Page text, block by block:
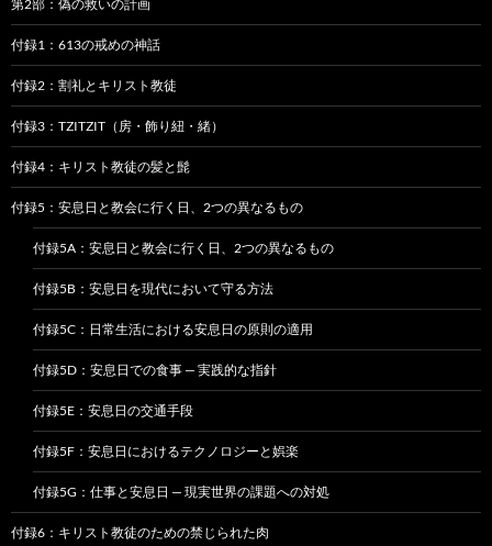
第2部：偽の救いの計画
付録1：613の戒めの神話
付録2：割礼とキリスト教徒
付録3：TZITZIT（房・飾り紐・緒）
付録4：キリスト教徒の髪と髭
付録5：安息日と教会に行く日、2つの異なるもの
付録5A：安息日と教会に行く日、2つの異なるもの
付録5B：安息日を現代において守る方法
付録5C：日常生活における安息日の原則の適用
付録5D：安息日での食事 — 実践的な指針
付録5E：安息日の交通手段
付録5F：安息日におけるテクノロジーと娯楽
付録5G：仕事と安息日 — 現実世界の課題への対処
付録6：キリスト教徒のための禁じられた肉